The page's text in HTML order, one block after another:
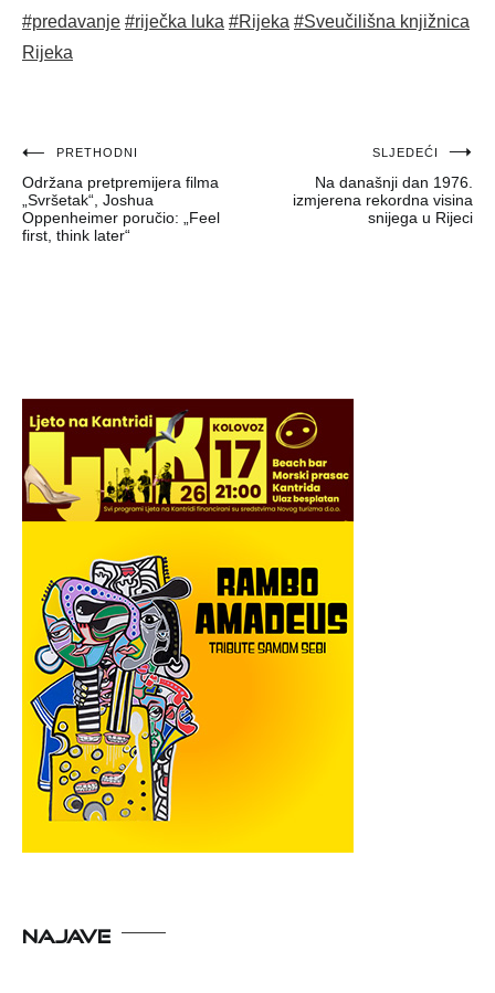
#predavanje #riječka luka #Rijeka #Sveučilišna knjižnica
Rijeka
Navigacija
objava
PRETHODNI
Održana pretpremijera filma
„Svršetak“, Joshua
Oppenheimer poručio: „Feel
first, think later“
SLJEDEĆI
Na današnji dan 1976.
izmjerena rekordna visina
snijega u Rijeci
NAJAVE